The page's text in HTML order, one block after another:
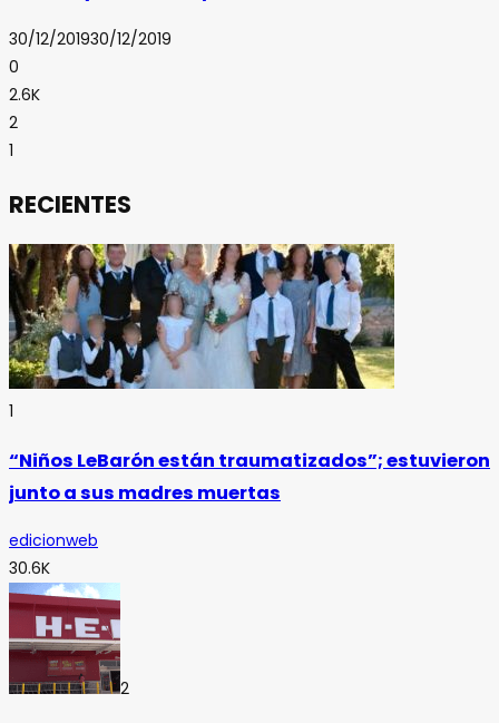
30/12/201930/12/2019
0
2.6K
2
1
RECIENTES
1
“Niños LeBarón están traumatizados”; estuvieron
junto a sus madres muertas
edicionweb
30.6K
2